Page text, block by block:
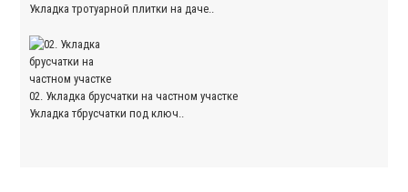
Укладка тротуарной плитки на даче..
02. Укладка брусчатки на частном участке
Укладка тбрусчатки под ключ..